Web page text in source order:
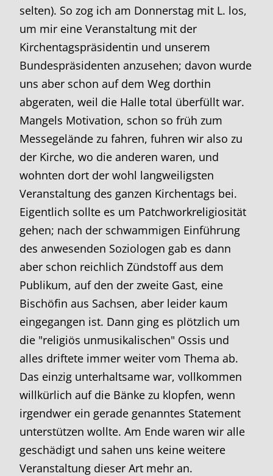
selten). So zog ich am Donnerstag mit L. los,
um mir eine Veranstaltung mit der
Kirchentagspräsidentin und unserem
Bundespräsidenten anzusehen; davon wurde
uns aber schon auf dem Weg dorthin
abgeraten, weil die Halle total überfüllt war.
Mangels Motivation, schon so früh zum
Messegelände zu fahren, fuhren wir also zu
der Kirche, wo die anderen waren, und
wohnten dort der wohl langweiligsten
Veranstaltung des ganzen Kirchentags bei.
Eigentlich sollte es um Patchworkreligiosität
gehen; nach der schwammigen Einführung
des anwesenden Soziologen gab es dann
aber schon reichlich Zündstoff aus dem
Publikum, auf den der zweite Gast, eine
Bischöfin aus Sachsen, aber leider kaum
eingegangen ist. Dann ging es plötzlich um
die "religiös unmusikalischen" Ossis und
alles driftete immer weiter vom Thema ab.
Das einzig unterhaltsame war, vollkommen
willkürlich auf die Bänke zu klopfen, wenn
irgendwer ein gerade genanntes Statement
unterstützen wollte. Am Ende waren wir alle
geschädigt und sahen uns keine weitere
Veranstaltung dieser Art mehr an.